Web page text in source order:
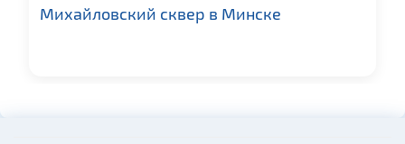
Церкви
Михайловский сквер в Минске